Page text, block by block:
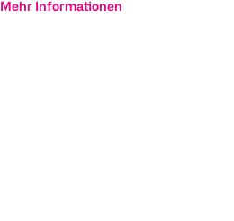
Mehr Informationen